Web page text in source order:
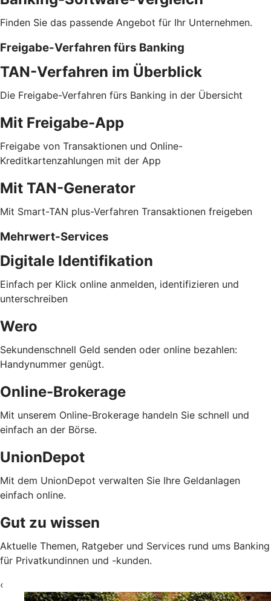
Finden Sie das passende Angebot für Ihr Unternehmen.
Freigabe-Verfahren fürs Banking
TAN-Verfahren im Überblick
Die Freigabe-Verfahren fürs Banking in der Übersicht
Mit Freigabe-App
Freigabe von Transaktionen und Online-
Kreditkartenzahlungen mit der App
Mit TAN-Generator
Mit Smart-TAN plus-Verfahren Transaktionen freigeben
Mehrwert-Services
Digitale Identifikation
Einfach per Klick online anmelden, identifizieren und
unterschreiben
Wero
Sekundenschnell Geld senden oder online bezahlen:
Handynummer genügt.
Online-Brokerage
Mit unserem Online-Brokerage handeln Sie schnell und
einfach an der Börse.
UnionDepot
Mit dem UnionDepot verwalten Sie Ihre Geldanlagen
einfach online.
Gut zu wissen
Aktuelle Themen, Ratgeber und Services rund ums Banking
für Privatkundinnen und -kunden.
‹